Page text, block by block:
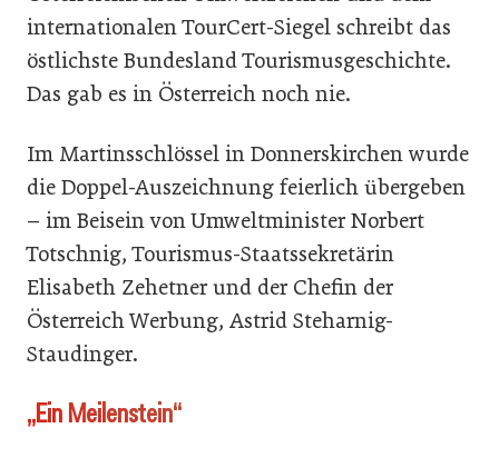
internationalen TourCert-Siegel schreibt das
östlichste Bundesland Tourismusgeschichte.
Das gab es in Österreich noch nie.
Im Martinsschlössel in Donnerskirchen wurde
die Doppel-Auszeichnung feierlich übergeben
– im Beisein von Umweltminister Norbert
Totschnig, Tourismus-Staatssekretärin
Elisabeth Zehetner und der Chefin der
Österreich Werbung, Astrid Steharnig-
Staudinger.
„Ein Meilenstein“